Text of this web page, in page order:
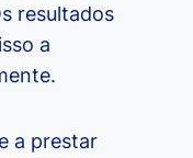
resultados
a
a prestar